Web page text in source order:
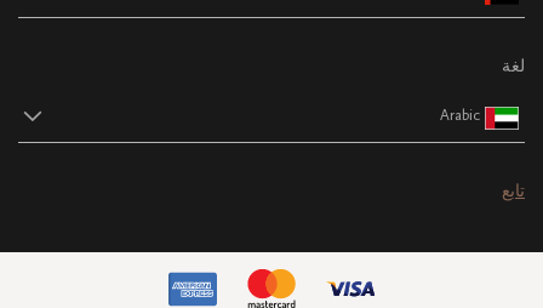
لغة
Arabic
تابع